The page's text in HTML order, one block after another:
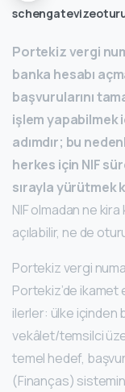
Portekiz vergi
banka hesabı
başvurularını
işlem yapabilmek
adımdır; bu
herkes için NIF
sırayla yürütmek
NIF olmadan ne
açılabilir, ne de
Portekiz vergi
Portekiz’de ikamet
ilerler: ülke içinden
vekâlet/temsilci
temel hedef,
(Finanças)